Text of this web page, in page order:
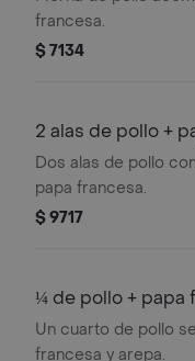
francesa.
$ 7134
2 alas de pollo +
Dos alas de pollo
papa francesa.
$ 9717
¼ de pollo + papa
arepa
Un cuarto de pollo
francesa y arepa.